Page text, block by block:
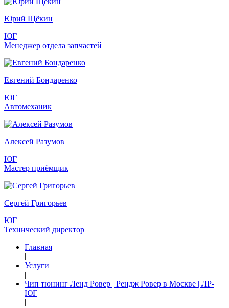
Юрий Щёкин
ЮГ
Менеджер отдела запчастей
Евгений Бондаренко
ЮГ
Автомеханик
Алексей Разумов
ЮГ
Мастер приёмщик
Сергей Григорьев
ЮГ
Технический директор
Главная
|
Услуги
|
Чип тюнинг Ленд Ровер | Рендж Ровер в Москве | ЛР-
ЮГ
|